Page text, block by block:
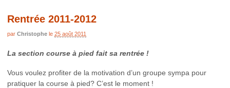
Rentrée 2011-2012
par Christophe le 25 août 2011
La section course à pied fait sa rentrée !
Vous voulez profiter de la motivation d’un groupe sympa pour
pratiquer la course à pied? C’est le moment !